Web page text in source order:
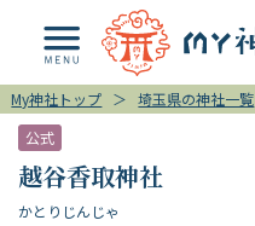
My神社トップ ＞ 埼玉県の神社一覧
公式
越谷香取神社
かとりじんじゃ